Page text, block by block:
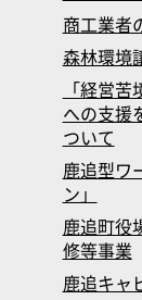
商工業者
森林環境
「経営
への支援
ついて
鹿追型ワ
ン」
鹿追町役
修等事業
鹿追キャ